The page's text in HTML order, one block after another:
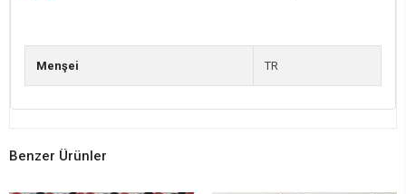
Menşei TR
Benzer Ürünler